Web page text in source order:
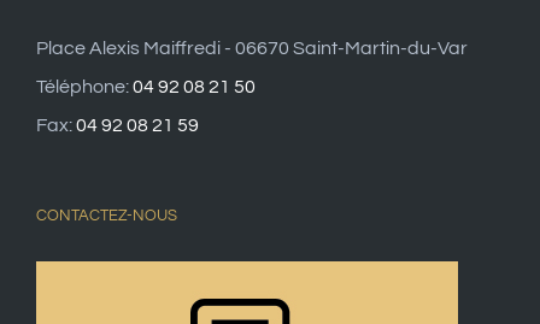
Place Alexis Maiffredi - 06670 Saint-Martin-du-Var
Téléphone:04 92 08 21 50
Fax:04 92 08 21 59
CONTACTEZ-NOUS